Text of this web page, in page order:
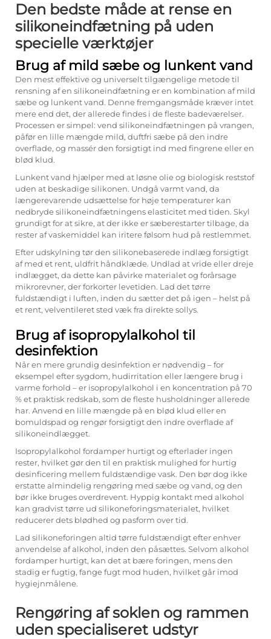
Den bedste måde at rense en
silikoneindfætning på uden
specielle værktøjer
Brug af mild sæbe og lunkent vand
Den mest effektive og universelt tilgængelige metode til
rensning af en silikoneindfætning er en kombination af mild
sæbe og lunkent vand. Denne fremgangsmåde kræver intet
mere end det, der allerede findes i de fleste badeværelser.
Processen er simpel: vend silikoneindfætningen på vrangen,
påfør en lille mængde mild, duftfri sæbe på den indre
overflade, og massér den forsigtigt ind med fingrene eller en
blød klud.
Lunkent vand hjælper med at løsne olie og biologisk reststof
uden at beskadige silikonen. Undgå varmt vand, da
længerevarende udsættelse for høje temperaturer kan
nedbryde silikoneindfætningens elasticitet med tiden. Skyl
grundigt for at sikre, at der ikke er sæberestarter tilbage, da
rester af vaskemiddel kan iritere følsom hud på restlemmet.
Efter udskylning tør den silikonebaserede indlæg forsigtigt
af med et rent, uldfrit håndklæde. Undlad at vride eller dreje
indlægget, da dette kan påvirke materialet og forårsage
mikrorevner, der forkorter levetiden. Lad det tørre
fuldstændigt i luften, inden du sætter det på igen – helst på
et rent, velventileret sted væk fra direkte sollys.
Brug af isopropylalkohol til
desinfektion
Når en mere grundig desinfektion er nødvendig – for
eksempel efter sygdom, hudirritation eller længere brug i
varme forhold – er isopropylalkohol i en koncentration på 70
% et praktisk redskab, som de fleste husholdninger allerede
har. Anvend en lille mængde på en blød klud eller en
bomuldspad og rengør forsigtigt den indre overflade af
silikoneindlægget.
Isopropylalkohol fordamper hurtigt og efterlader ingen
rester, hvilket gør den til en praktisk mulighed for hurtig
desinficering mellem fuldstændige vask. Den bør dog ikke
erstatte almindelig rengøring med sæbe og vand, og den
bør ikke bruges overdrevent. Hyppig kontakt med alkohol
kan gradvist tørre ud silikoneforingsmaterialet, hvilket
reducerer dets blødhed og pasform over tid.
Lad silikoneforingen altid tørre fuldstændigt efter enhver
anvendelse af alkohol, inden den påsættes. Selvom alkohol
fordamper hurtigt, kan det at bære foringen, mens den
stadig er fugtig, fange fugt mod huden, hvilket går imod
hygiejnmålene.
Rengøring af soklen og rammen
uden specialiseret udstyr